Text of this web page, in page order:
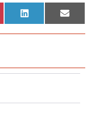
LinkedInEmail